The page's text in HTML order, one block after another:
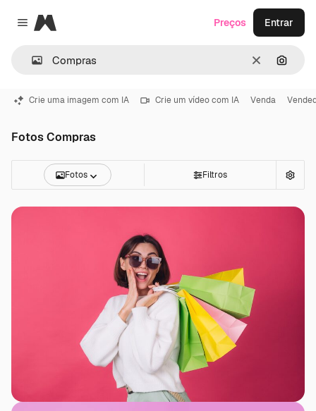
Close menu
Magnific
Limpar
Preços Entrar
Crie uma imagem com IA Crie um vídeo com IA Venda
Fotos Compras
Fotos Filtros